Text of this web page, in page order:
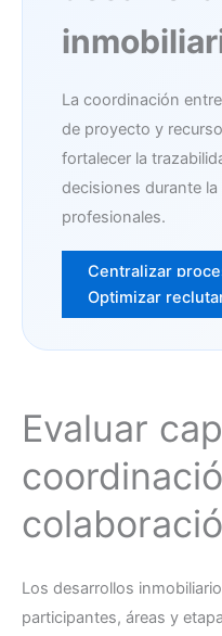
La coordinación
de proyecto y
fortalecer la
decisiones durante
profesionales.
Centralizar
Optimizar
Evaluar
Los desarrollos
participantes, áreas y